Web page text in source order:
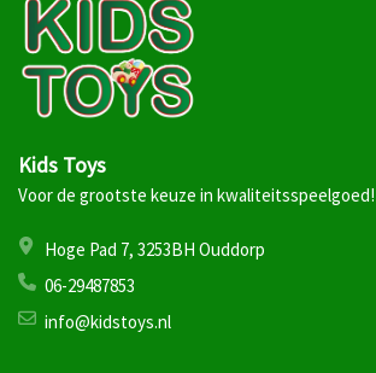
Kids Toys
Voor de grootste keuze in kwaliteitsspeelgoed!
Hoge Pad 7, 3253BH Ouddorp
06-29487853
info@kidstoys.nl